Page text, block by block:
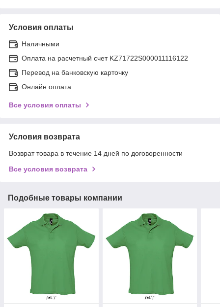
Условия оплаты
Наличными
Оплата на расчетный счет KZ71722S000011116122
Перевод на банковскую карточку
Онлайн оплата
Все условия оплаты
Условия возврата
Возврат товара в течение 14 дней по договоренности
Все условия возврата
Подобные товары компании